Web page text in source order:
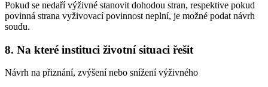
Pokud se nedaří výživné stanovit dohodou stran, respektive pokud
povinná strana vyživovací povinnost neplní, je možné podat návrh
soudu.
8. Na které instituci životní situaci řešit
Návrh na přiznání, zvýšení nebo snížení výživného